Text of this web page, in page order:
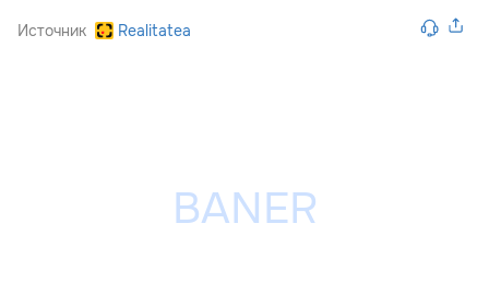
Источник Realitatea